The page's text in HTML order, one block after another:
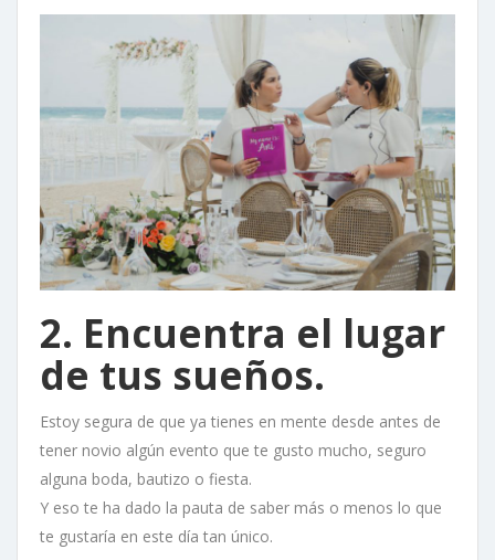
2. Encuentra el lugar
de tus sueños.
Estoy segura de que ya tienes en mente desde antes de
tener novio algún evento que te gusto mucho, seguro
alguna boda, bautizo o fiesta.
Y eso te ha dado la pauta de saber más o menos lo que
te gustaría en este día tan único.